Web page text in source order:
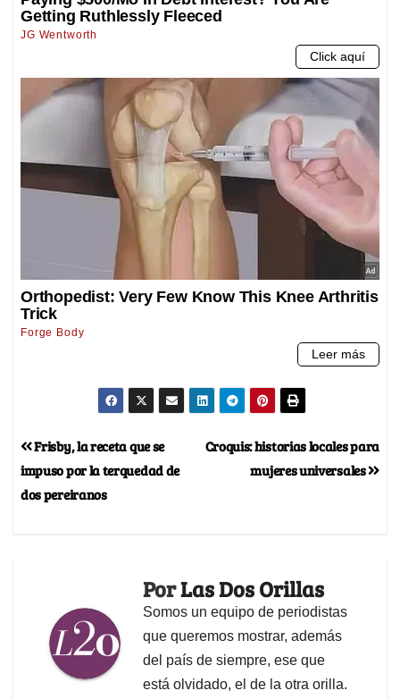
Croquis: historias locales para
mujeres universales
Frisby, la receta que se
impuso por la terquedad de
dos pereiranos
PorLas Dos Orillas
Somos un equipo de periodistas
que queremos mostrar, además
del país de siempre, ese que
está olvidado, el de la otra orilla.